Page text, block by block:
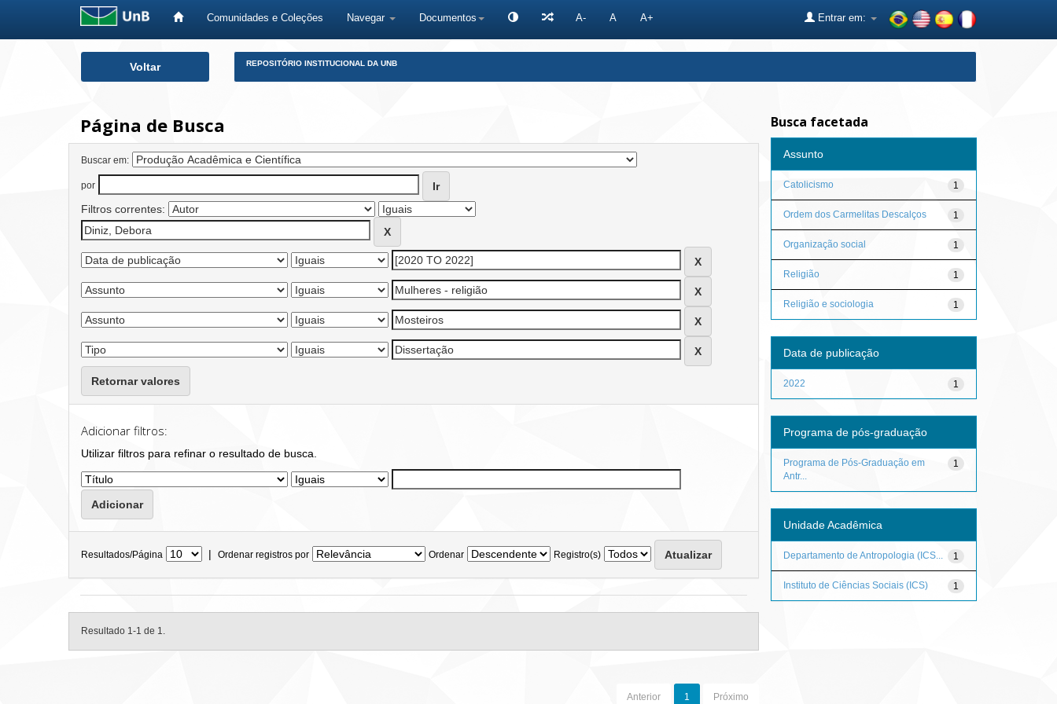
Comunidades e Coleções Navegar Documentos A- A A+ Entrar em:
Voltar REPOSITÓRIO INSTITUCIONAL DA UNB
Página de Busca
Buscar em:
por
Filtros correntes:
Retornar valores
Adicionar filtros:
Utilizar filtros para refinar o resultado de busca.
Resultados/Página | Ordenar registros por Ordenar Registro(s)
Resultado 1-1 de 1.
Anterior 1 Próximo
Busca facetada
Assunto
1
Catolicismo
1
Ordem dos Carmelitas Descalços
1
Organização social
1
Religião
1
Religião e sociologia
Data de publicação
1
2022
Programa de pós-graduação
1
Programa de Pós-Graduação em
Antr...
Unidade Acadêmica
1
Departamento de Antropologia (ICS...
1
Instituto de Ciências Sociais (ICS)